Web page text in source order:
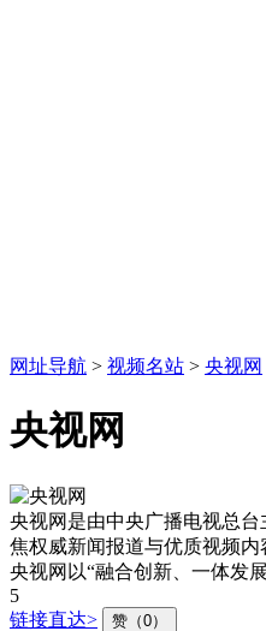
网址导航 > 视频名站 > 央视网
央视网
央视网是由中央广播电视总
焦权威新闻报道与优质视频内
央视网以“融合创新、一体发
5
链接直达>
赞（0）